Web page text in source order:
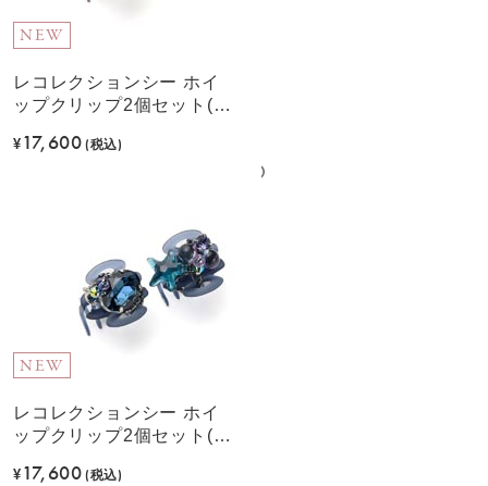
NEW
レコレクションシー ホイ
ップクリップ2個セット(グ
¥ 17,600(税込)
NEW
レコレクションシー ホイ
ップクリップ2個セット(ブ
¥ 17,600(税込)